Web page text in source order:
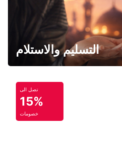
التسليم والاستلام
تصل الى
15%
خصومات